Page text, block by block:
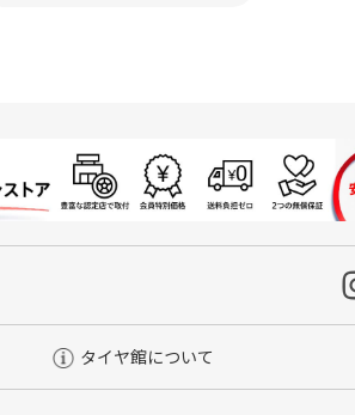
タイヤ館について